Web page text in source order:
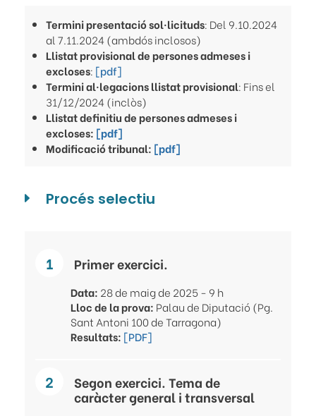
Termini presentació sol·licituds: Del 9.10.2024
al 7.11.2024 (ambdós inclosos)
Llistat provisional de persones admeses i
excloses: [pdf]
Termini al·legacions llistat provisional: Fins el
31/12/2024 (inclòs)
Llistat definitiu de persones admeses i
excloses: [pdf]
Modificació tribunal: [pdf]
Procés selectiu
Primer exercici.
Data: 28 de maig de 2025 - 9 h
Lloc de la prova: Palau de Diputació (Pg.
Sant Antoni 100 de Tarragona)
Resultats: [PDF]
Segon exercici. Tema de
caràcter general i transversal